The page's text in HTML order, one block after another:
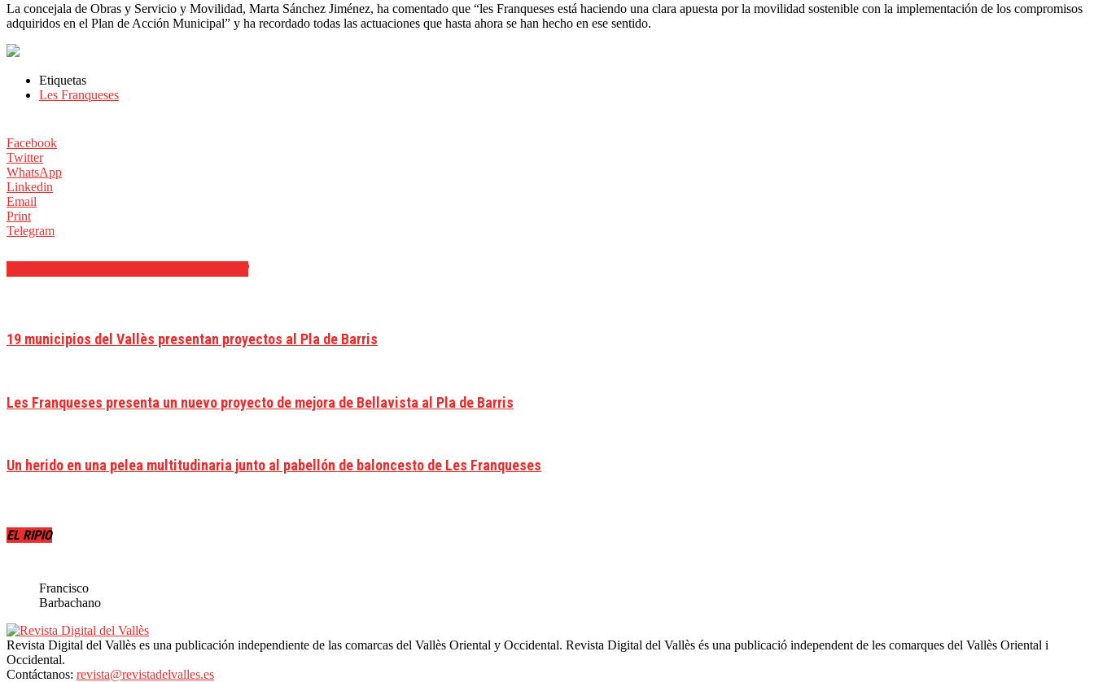
La concejala de Obras y Servicio y Movilidad, Marta Sánchez Jiménez, ha comentado que “les Franqueses está haciendo una clara apuesta por la movilidad sostenible con la implementación de los compromisos
adquiridos en el Plan de Acción Municipal” y ha recordado todas las actuaciones que hasta ahora se han hecho en ese sentido.
Etiquetas
Les Franqueses
Facebook
Twitter
WhatsApp
Linkedin
Email
Print
Telegram
19 municipios del Vallès presentan proyectos al Pla de Barris
Les Franqueses presenta un nuevo proyecto de mejora de Bellavista al Pla de Barris
Un herido en una pelea multitudinaria junto al pabellón de baloncesto de Les Franqueses
EL RIPIO
Francisco
Barbachano
Revista Digital del Vallès es una publicación independiente de las comarcas del Vallès Oriental y Occidental. Revista Digital del Vallès és una publicació independent de les comarques del Vallès Oriental i
Occidental.
Contáctanos: revista@revistadelvalles.es